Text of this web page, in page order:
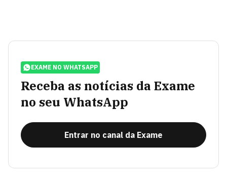
EXAME NO WHATSAPP
Receba as notícias da Exame
no seu WhatsApp
Entrar no canal da Exame